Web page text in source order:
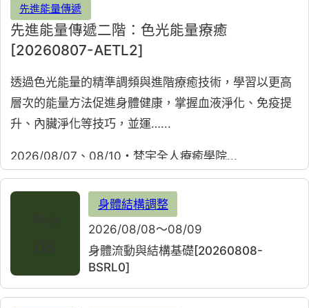
先進能量傳遞
先進能量傳遞二階：色光能量療癒
[20260807-AETL2]
透過色光能量的精準調頻與進階療癒技術，學習以更高
層次的能量方法促進身體健康，掌握血液淨化、免疫提
升、內臟淨化等技巧，並運…...
2026/08/07、08/10・梵宇全人療癒學院
身體流動與結構基礎[20260808-
BSRL0]
身體結構調整
2026/08/08～08/09